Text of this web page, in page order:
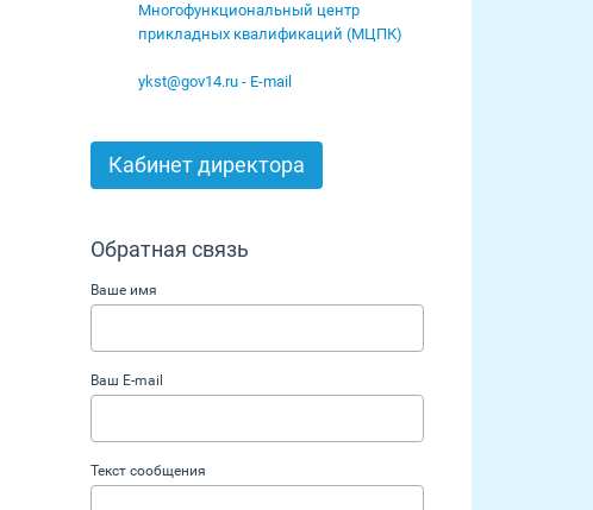
Многофункциональный центр
прикладных квалификаций (МЦПК)
ykst@gov14.ru - E-mail
Кабинет директора
Обратная связь
Ваше имя
Ваш E-mail
Текст сообщения